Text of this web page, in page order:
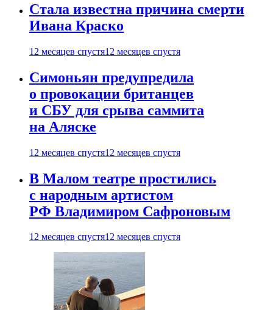
Стала известна причина смерти
Ивана Краско
12 месяцев спустя12 месяцев спустя
Симоньян предупредила
о провокации британцев
и СБУ для срыва саммита
на Аляске
12 месяцев спустя12 месяцев спустя
В Малом театре простились
с народным артистом
РФ Владимиром Сафроновым
12 месяцев спустя12 месяцев спустя